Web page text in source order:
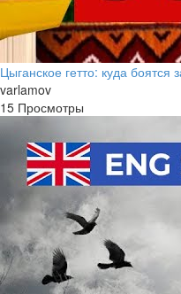
Цыганское гетто: куда боятся
varlamov
15 Просмотры